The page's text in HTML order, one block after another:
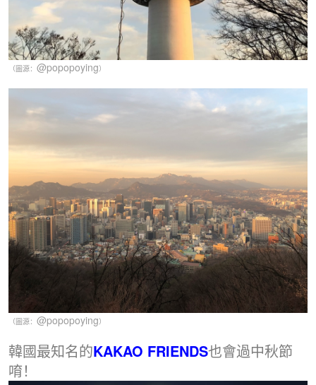
（圖源： @popopoying）
（圖源： @popopoying）
韓國最知名的KAKAO FRIENDS也會過中秋節
唷！